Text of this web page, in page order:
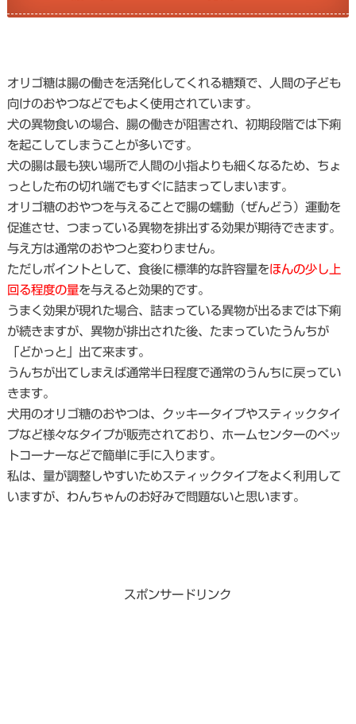
オリゴ糖は腸の働きを活発化してくれる糖類で、人間の子ども
向けのおやつなどでもよく使用されています。
犬の異物食いの場合、腸の働きが阻害され、初期段階では下痢
を起こしてしまうことが多いです。
犬の腸は最も狭い場所で人間の小指よりも細くなるため、ちょ
っとした布の切れ端でもすぐに詰まってしまいます。
オリゴ糖のおやつを与えることで腸の蠕動（ぜんどう）運動を
促進させ、つまっている異物を排出する効果が期待できます。
与え方は通常のおやつと変わりません。
ただしポイントとして、食後に標準的な許容量をほんの少し上
回る程度の量を与えると効果的です。
うまく効果が現れた場合、詰まっている異物が出るまでは下痢
が続きますが、異物が排出された後、たまっていたうんちが
「どかっと」出て来ます。
うんちが出てしまえば通常半日程度で通常のうんちに戻ってい
きます。
犬用のオリゴ糖のおやつは、クッキータイプやスティックタイ
プなど様々なタイプが販売されており、ホームセンターのペッ
トコーナーなどで簡単に手に入ります。
私は、量が調整しやすいためスティックタイプをよく利用して
いますが、わんちゃんのお好みで問題ないと思います。
スポンサードリンク